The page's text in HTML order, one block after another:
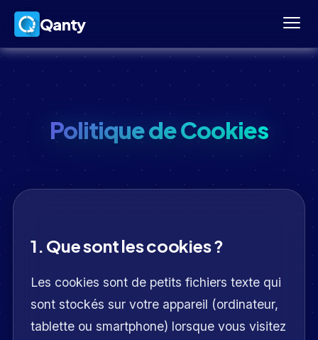
Qanty
Politique de Cookies
1. Que sont les cookies ?
Les cookies sont de petits fichiers texte qui
sont stockés sur votre appareil (ordinateur,
tablette ou smartphone) lorsque vous visitez